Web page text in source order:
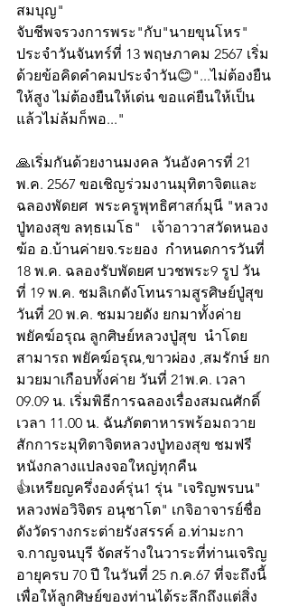
สมบุญ"
จับชีพจรวงการพระ"กับ"นายขุนโหร"
ประจำวันจันทร์ที่ 13 พฤษภาคม 2567 เริ่ม
ด้วยข้อคิดคำคมประจำวัน😊"...ไม่ต้องยืน
ให้สูง ไม่ต้องยืนให้เด่น ขอแค่ยืนให้เป็น
แล้วไม่ล้มก็พอ..."
🙏เริ่มกันด้วยงานมงคล วันอังคารที่ 21
พ.ค. 2567 ขอเชิญร่วมงานมุทิตาจิตและ
ฉลองพัดยศ  พระครูพุทธิศาสก์มุนี "หลวง
ปู่ทองสุข ลทฺธเมโธ"   เจ้าอาวาสวัดหนอง
ฆ้อ อ.บ้านค่ายจ.ระยอง  กำหนดการวันที่
18 พ.ค. ฉลองรับพัดยศ บวชพระ9 รูป วัน
ที่ 19 พ.ค. ชมลิเกดังโทนรามสูรศิษย์ปู่สุข
วันที่ 20 พ.ค. ชมมวยดัง ยกมาทั้งค่าย
พยัคฆ์อรุณ ลูกศิษย์หลวงปู่สุข  นำโดย
สามารถ พยัคฆ์อรุณ,ขาวผ่อง ,สมรักษ์ ยก
มวยมาเกือบทั้งค่าย วันที่ 21พ.ค. เวลา
09.09 น. เริ่มพิธีการฉลองเรื่องสมณศักดิ์
เวลา 11.00 น. ฉันภัตตาหารพร้อมถวาย
สักการะมุทิตาจิตหลวงปู่ทองสุข ชมฟรี
หนังกลางแปลงจอใหญ่ทุกคืน
👍เหรียญครึ่งองค์รุ่น1 รุ่น "เจริญพรบน"
หลวงพ่อวิจิตร อนุชาโต" เกจิอาจารย์ชื่อ
ดังวัดรางกระต่ายรังสรรค์ อ.ท่ามะกา
จ.กาญจนบุรี จัดสร้างในวาระที่ท่านเจริญ
อายุครบ 70 ปี ในวันที่ 25 ก.ค.67 ที่จะถึงนี้
เพื่อให้ลูกศิษย์ของท่านได้ระลึกถึงแต่สิ่ง